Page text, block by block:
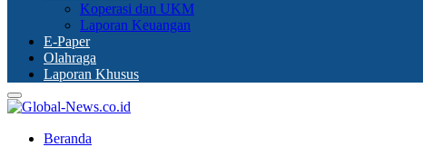
Koperasi dan UKM
Laporan Keuangan
E-Paper
Olahraga
Laporan Khusus
Primary
Menu
Beranda